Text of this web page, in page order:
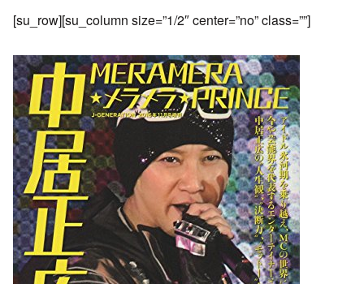
[su_row][su_column size=”1/2″ center=”no” class=””]